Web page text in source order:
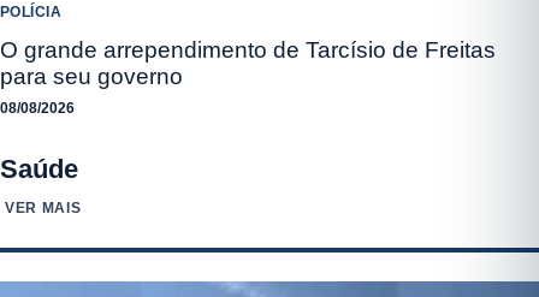
POLÍCIA
O grande arrependimento de Tarcísio de Freitas
para seu governo
08/08/2026
Saúde
VER MAIS